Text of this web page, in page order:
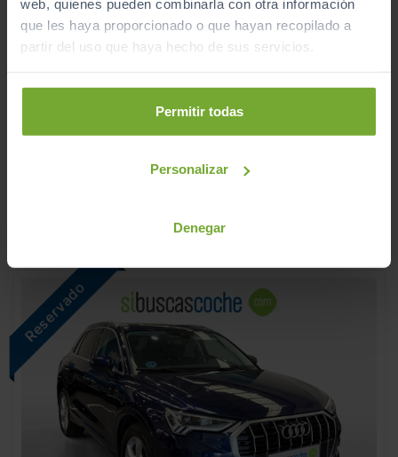
web, quienes pueden combinarla con otra información
que les haya proporcionado o que hayan recopilado a
partir del uso que haya hecho de sus servicios.
Permitir todas
Personalizar
Denegar
TOYOTA rav4
2.0 150 AWD ADVANCE